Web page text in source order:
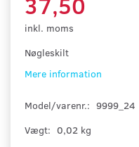
inkl. moms
Nøgleskilt
Mere information
Model/varenr.: 9999_24
Vægt: 0,02 kg